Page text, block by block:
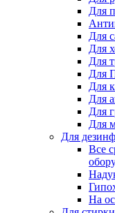
Для
Для
Для
Для
Для
Для
Для
Для
Для
Для
Все
На